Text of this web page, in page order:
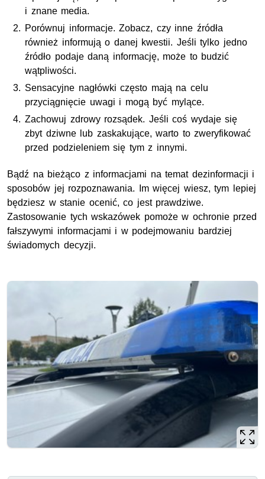
i znane media.
Porównuj informacje. Zobacz, czy inne źródła
również informują o danej kwestii. Jeśli tylko jedno
źródło podaje daną informację, może to budzić
wątpliwości.
Sensacyjne nagłówki często mają na celu
przyciągnięcie uwagi i mogą być mylące.
Zachowuj zdrowy rozsądek. Jeśli coś wydaje się
zbyt dziwne lub zaskakujące, warto to zweryfikować
przed podzieleniem się tym z innymi.
Bądź na bieżąco z informacjami na temat dezinformacji i
sposobów jej rozpoznawania. Im więcej wiesz, tym lepiej
będziesz w stanie ocenić, co jest prawdziwe.
Zastosowanie tych wskazówek pomoże w ochronie przed
fałszywymi informacjami i w podejmowaniu bardziej
świadomych decyzji.